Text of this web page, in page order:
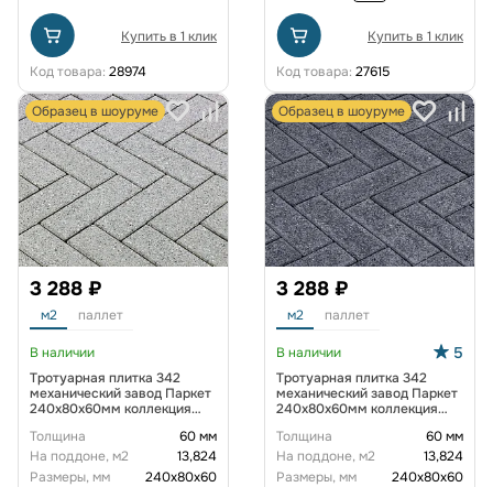
Купить в 1 клик
Код товара: 28974
Купить в 1 клик
Код товара: 27615
Образец в шоуруме
3 288 ₽
м2 паллет
В наличии
Тротуарная плитка 342
механический завод Паркет
240x80x60мм коллекция
Толщина
60 мм
На поддоне, м2
13,824
Размеры, мм
240х80х60
Образец в шоуруме
3 288 ₽
м2 паллет
В наличии 5
Тротуарная плитка 342
механический завод Паркет
240x80x60мм коллекция
Толщина
60 мм
На поддоне, м2
13,824
Размеры, мм
240х80х60